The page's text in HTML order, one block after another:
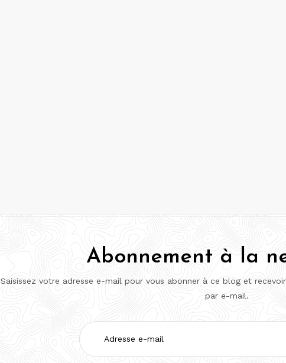
Abonnement à la
Saisissez votre adresse e-mail pour vous abonner à ce blog et
par e-mail.
Adresse
e-
mail